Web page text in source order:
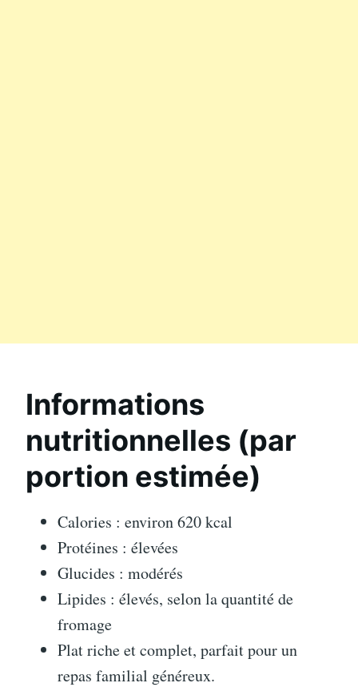
Informations
nutritionnelles (par
portion estimée)
Calories : environ 620 kcal
Protéines : élevées
Glucides : modérés
Lipides : élevés, selon la quantité de
fromage
Plat riche et complet, parfait pour un
repas familial généreux.